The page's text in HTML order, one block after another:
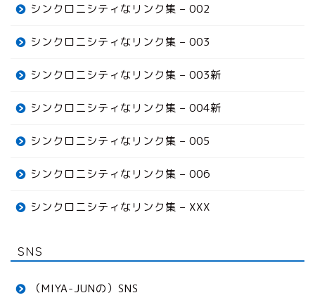
シンクロニシティなリンク集 – 002
シンクロニシティなリンク集 – 003
シンクロニシティなリンク集 – 003新
シンクロニシティなリンク集 – 004新
シンクロニシティなリンク集 – 005
シンクロニシティなリンク集 – 006
シンクロニシティなリンク集 – XXX
SNS
（MIYA-JUNの）SNS